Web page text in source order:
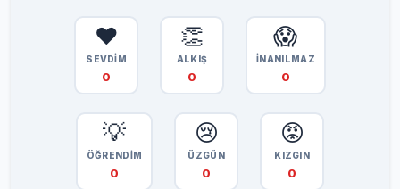
❤️
SEVDİM
0
👏
ALKIŞ
0
😱
İNANILMAZ
0
💡
ÖĞRENDİM
0
😢
ÜZGÜN
0
😡
KIZGIN
0